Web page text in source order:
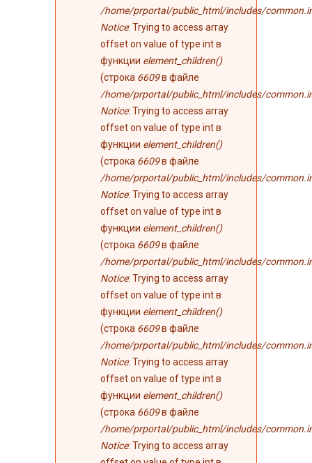
/home/prportal/public_html/includes/
Notice: Trying to access array
offset on value of type int в
функции element_children()
(строка 6609в файле
/home/prportal/public_html/includes/
Notice: Trying to access array
offset on value of type int в
функции element_children()
(строка 6609в файле
/home/prportal/public_html/includes/
Notice: Trying to access array
offset on value of type int в
функции element_children()
(строка 6609в файле
/home/prportal/public_html/includes/
Notice: Trying to access array
offset on value of type int в
функции element_children()
(строка 6609в файле
/home/prportal/public_html/includes/
Notice: Trying to access array
offset on value of type int в
функции element_children()
(строка 6609в файле
/home/prportal/public_html/includes/
Notice: Trying to access array